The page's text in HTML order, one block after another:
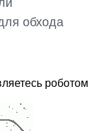
обхода
роботом